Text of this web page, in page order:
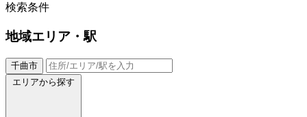
検索条件
地域エリア・駅
千曲市
エリアから探す